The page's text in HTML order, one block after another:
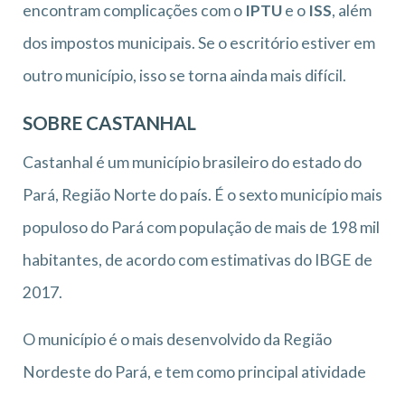
encontram complicações com o IPTUe o ISS, além
dos impostos municipais. Se o escritório estiver em
outro município, isso se torna ainda mais difícil.
SOBRE CASTANHAL
Castanhal é um município brasileiro do estado do
Pará, Região Norte do país. É o sexto município mais
populoso do Pará com população de mais de 198 mil
habitantes, de acordo com estimativas do IBGE de
2017.
O município é o mais desenvolvido da Região
Nordeste do Pará, e tem como principal atividade